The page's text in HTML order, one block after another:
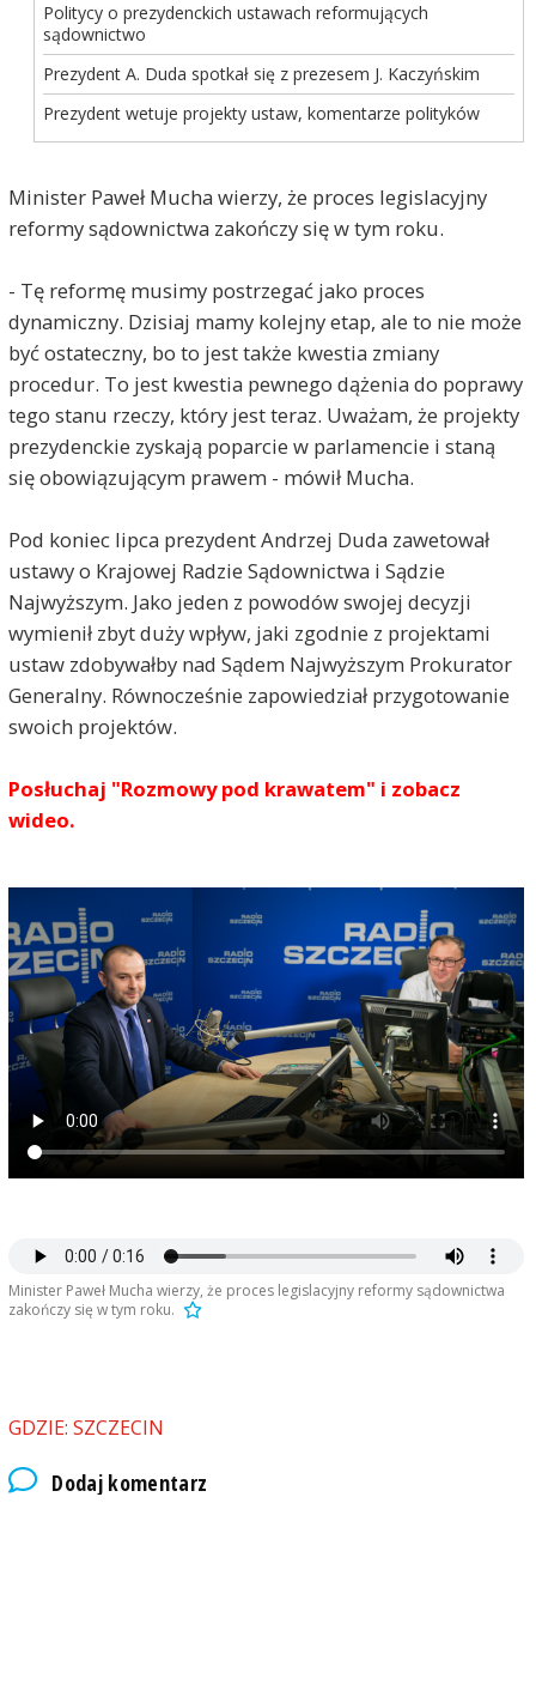
Politycy o prezydenckich ustawach reformujących
sądownictwo
Prezydent A. Duda spotkał się z prezesem J. Kaczyńskim
Prezydent wetuje projekty ustaw, komentarze polityków
Minister Paweł Mucha wierzy, że proces legislacyjny
reformy sądownictwa zakończy się w tym roku.
- Tę reformę musimy postrzegać jako proces
dynamiczny. Dzisiaj mamy kolejny etap, ale to nie może
być ostateczny, bo to jest także kwestia zmiany
procedur. To jest kwestia pewnego dążenia do poprawy
tego stanu rzeczy, który jest teraz. Uważam, że projekty
prezydenckie zyskają poparcie w parlamencie i staną
się obowiązującym prawem - mówił Mucha.
Pod koniec lipca prezydent Andrzej Duda zawetował
ustawy o Krajowej Radzie Sądownictwa i Sądzie
Najwyższym. Jako jeden z powodów swojej decyzji
wymienił zbyt duży wpływ, jaki zgodnie z projektami
ustaw zdobywałby nad Sądem Najwyższym Prokurator
Generalny. Równocześnie zapowiedział przygotowanie
swoich projektów.
Posłuchaj "Rozmowy pod krawatem" i zobacz
wideo.
Minister Paweł Mucha wierzy, że proces legislacyjny reformy sądownictwa
zakończy się w tym roku.
GDZIE: SZCZECIN
Dodaj komentarz